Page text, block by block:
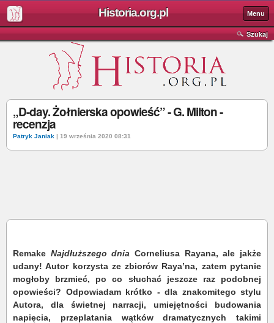
Historia.org.pl Menu
Szukaj
„D-day. Żołnierska opowieść” - G. Milton -
recenzja
Patryk Janiak | 19 września 2020 08:31
Remake Najdłuższego dnia Corneliusa Rayana, ale jakże
udany! Autor korzysta ze zbiorów Raya’na, zatem pytanie
mogłoby brzmieć, po co słuchać jeszcze raz podobnej
opowieści? Odpowiadam krótko - dla znakomitego stylu
Autora, dla świetnej narracji, umiejętności budowania
napięcia, przeplatania wątków dramatycznych takimi